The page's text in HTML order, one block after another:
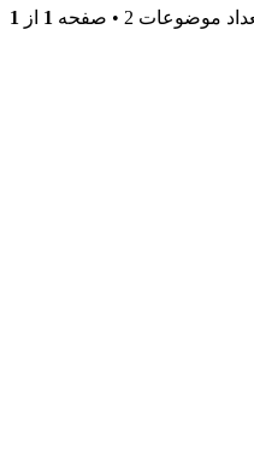
موضوعات 2 • صفحه 1 از 1